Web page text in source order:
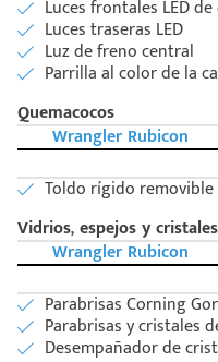
Luces frontales LED
Luces traseras LED
Luz de freno central
Parrilla al color de la
Quemacocos
Wrangler Rubicon
Toldo rígido
Vidrios, espejos y cristales
Wrangler Rubicon
Parabrisas Corning
Parabrisas y cristales
Desempañador de